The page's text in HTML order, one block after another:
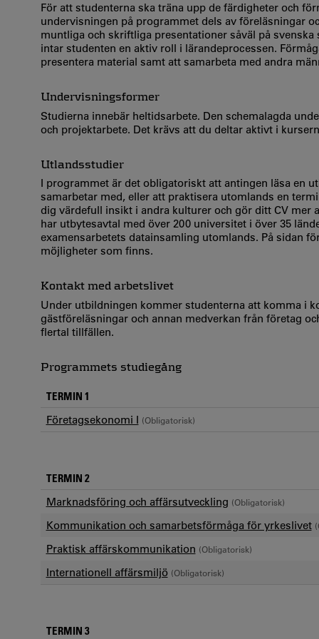
För att studenterna ska träna upp de färdigheter och
undervisningen på programmet dels av föreläsningar
muntliga och skriftliga presentationer såväl på
intar studenten en aktiv roll i lärandeprocessen.
presentera material samt att samarbeta med andra
Undervisningsformer
Studierna innebär heltidsarbete. Den schemalagda
och projektarbete. Det krävs att du deltar aktivt i
Utlandsstudier
I programmet är det obligatoriskt att antingen läsa en
samarbetar med, eller att praktisera utomlands en
dig värdefull insikt i andra kulturer och gör ditt CV
har utbytesavtal med över 200 universitet i över 35
examensarbetets datainsamling utomlands. På sidan
möjligheter som finns.
Kontakt med arbetslivet
Under utbildningen kommer studenterna att komma i
gästföreläsningar och annan medverkan från företag
flertal tillfällen.
Programmets studiegång
TERMIN 1
Företagsekonomi I (Obligatorisk)
TERMIN 2
Marknadsföring och affärsutveckling (Obligatorisk)
Kommunikation och samarbetsförmåga för yrkeslivet
Praktisk affärskommunikation (Obligatorisk)
Internationell affärsmiljö (Obligatorisk)
TERMIN 3